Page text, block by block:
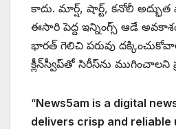
కాదు. మార్ష్‌, షార్ట్‌, కనోలీ
ఈసారి పెద్ద ఇన్నింగ్స్‌ ఆడే
భారత్‌ గెలిచి పరువు
క్లీన్‌స్వీప్‌తో సిరీస్‌ను ముగించాలని
“News5am is a digital
delivers crisp and reliable